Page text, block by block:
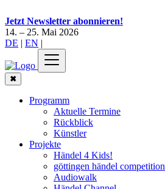
Jetzt Newsletter abonnieren!
14. – 25. Mai 2026
DE | EN |
✖
Programm
Aktuelle Termine
Rückblick
Künstler
Projekte
Händel 4 Kids!
göttingen händel competition
Audiowalk